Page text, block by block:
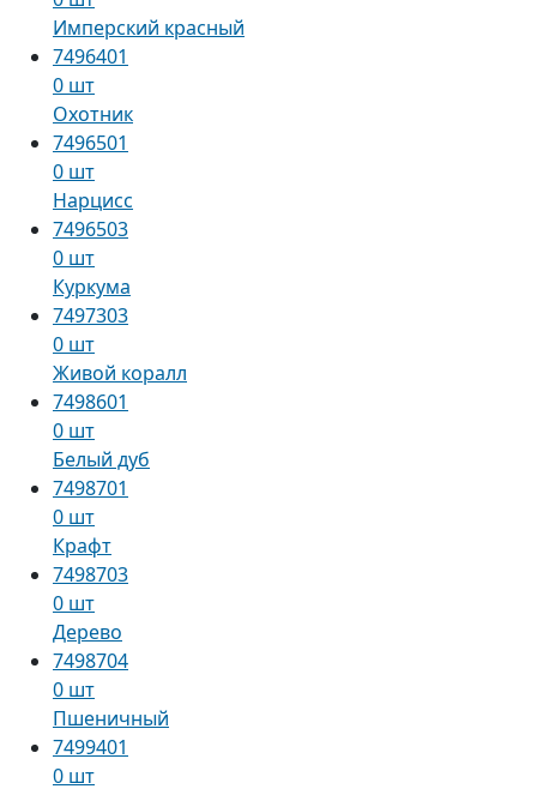
Имперский красный
7496401
0 шт
Охотник
7496501
0 шт
Нарцисс
7496503
0 шт
Куркума
7497303
0 шт
Живой коралл
7498601
0 шт
Белый дуб
7498701
0 шт
Крафт
7498703
0 шт
Дерево
7498704
0 шт
Пшеничный
7499401
0 шт